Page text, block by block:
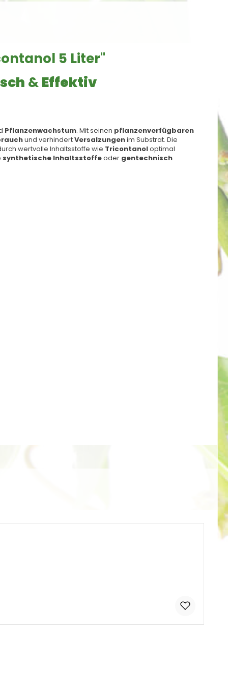
5 Liter"
&Effektiv
Pflanzenwachstum. Mit seinen pflanzenverfügbaren
und verhindertVersalzungenim Substrat. Die
wertvolle Inhaltsstoffe wie Tricontanoloptimal
synthetische Inhaltsstoffeoder gentechnisch